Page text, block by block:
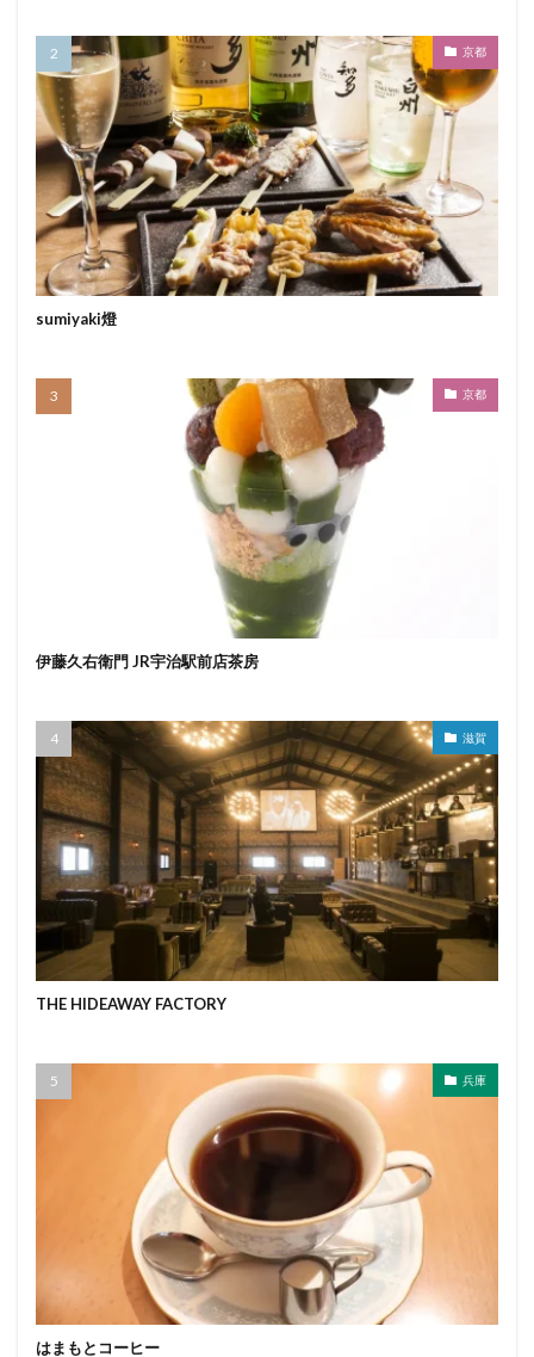
京都
sumiyaki燈
京都
伊藤久右衛門 JR宇治駅前店茶房
滋賀
THE HIDEAWAY FACTORY
兵庫
はまもとコーヒー